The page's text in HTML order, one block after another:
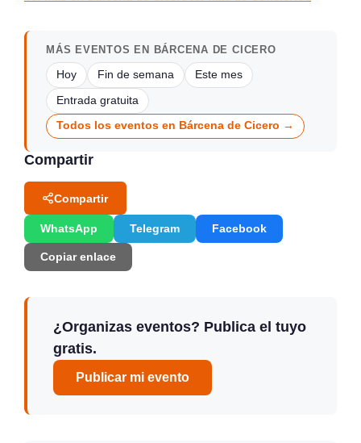
MÁS EVENTOS EN BÁRCENA DE CICERO
Hoy Fin de semana Este mes
Entrada gratuita
Todos los eventos en Bárcena de Cicero →
Compartir
Compartir
WhatsApp Telegram Facebook
Copiar enlace
¿Organizas eventos? Publica el tuyo
gratis.
Publicar mi evento